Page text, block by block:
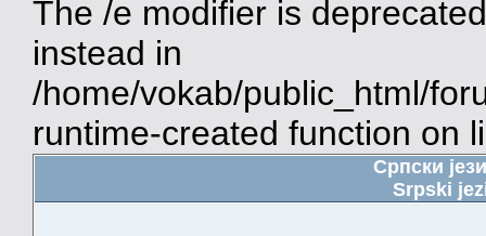
The /e modifier is
instead in
/home/vokab/public_html/
runtime-created function on
Српски
Srpski